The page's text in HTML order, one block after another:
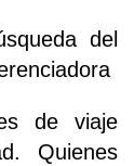
del
de viaje
Quienes